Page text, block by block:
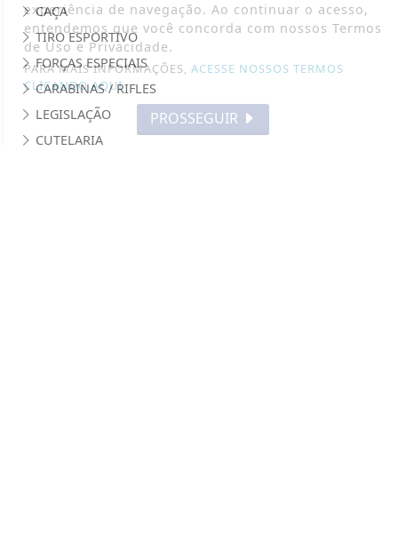
CAÇA
TIRO ESPORTIVO
FORÇAS ESPECIAIS
CARABINAS / RIFLES
LEGISLAÇÃO
CUTELARIA
experiência de navegação. Ao continuar o acesso,
entendemos que você concorda com nossos Termos
de Uso e Privacidade.
PARA MAIS INFORMAÇÕES, ACESSE NOSSOS TERMOS
CLICANDO AQUI
PROSSEGUIR